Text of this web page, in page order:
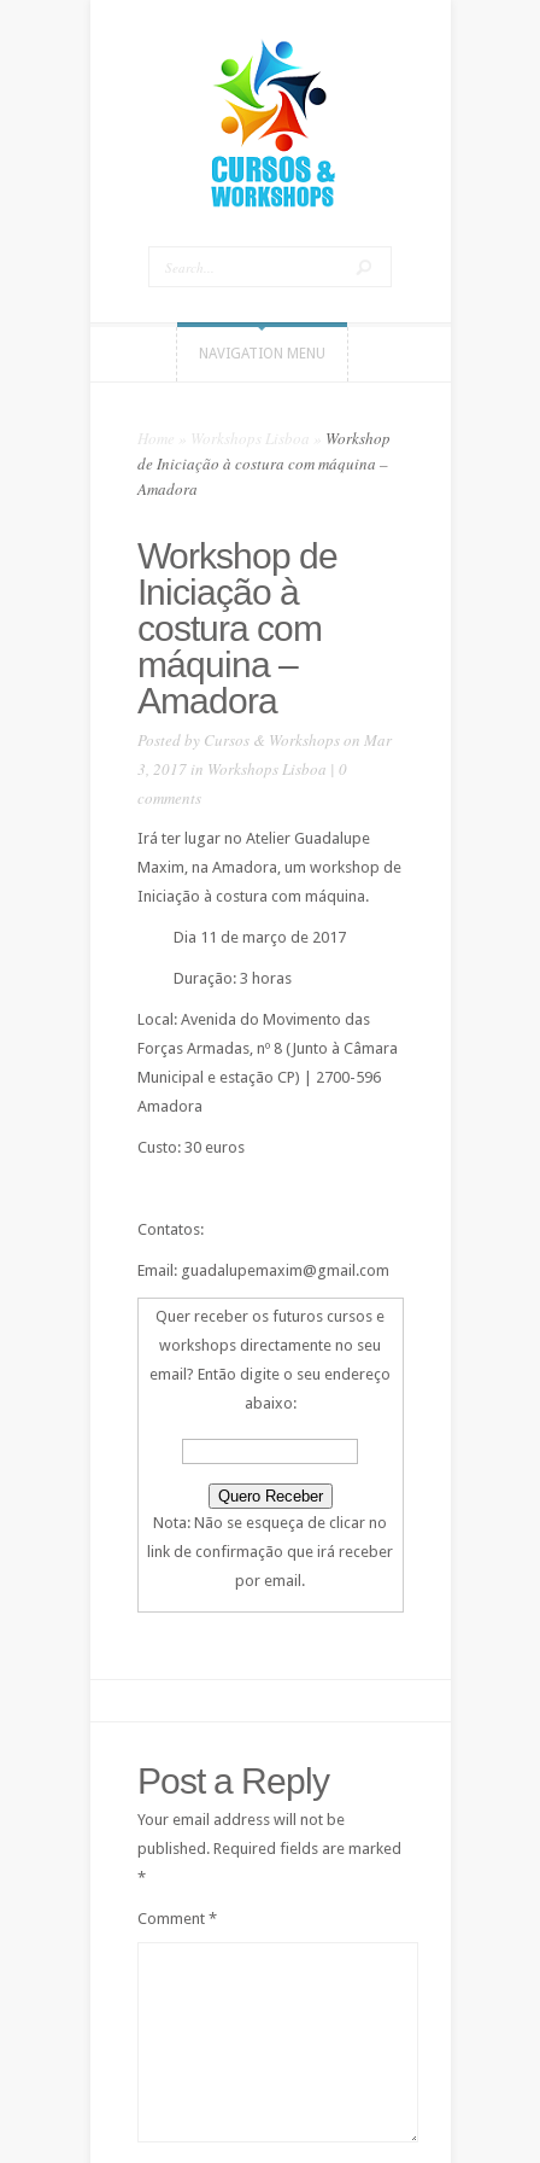
NAVIGATION MENU
Home Workshops Lisboa
Workshop
de Iniciação à costura com máquina –
Amadora
Workshop de
Iniciação à
costura com
máquina –
Amadora
Posted by Cursos & Workshopson Mar
3, 2017 in Workshops Lisboa | 0
comments
Irá ter lugar no Atelier Guadalupe
Maxim, na Amadora, um workshop de
Iniciação à costura com máquina.
Dia 11 de março de 2017
Duração: 3 horas
Local: Avenida do Movimento das
Forças Armadas, nº 8 (Junto à Câmara
Municipal e estação CP) | 2700-596
Amadora
Custo: 30 euros
Contatos:
Email: guadalupemaxim@gmail.com
Quer receber os futuros cursos e
workshops directamente no seu
email? Então digite o seu endereço
abaixo:
Nota: Não se esqueça de clicar no
link de confirmação que irá receber
por email.
Post a Reply
Your email address will not be
published. Required fields are marked
*
Comment *